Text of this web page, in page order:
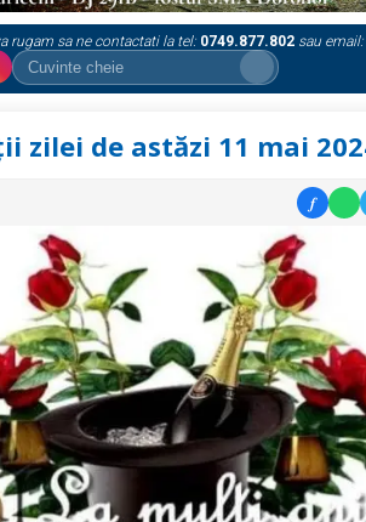
rugam sa ne contactati la tel: 0749.877.802 sau email:
zilei de astăzi 11 mai
f